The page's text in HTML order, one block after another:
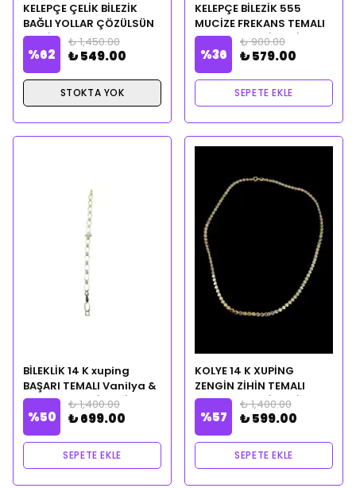
KELEPÇE ÇELİK BİLEZİK
BAĞLI YOLLAR ÇÖZÜLSÜN
MANİFEST Vanilya &
amber vip yağı hediye
%62
₺ 1,450.00
₺ 549.00
STOKTA YOK
KELEPÇE BİLEZİK 555
MUCİZE FREKANS TEMALI
CLEOPATRA CİLVESİ
NOTALI YAĞ HEDİYELİ
%36
₺ 900.00
₺ 579.00
SEPETE EKLE
BİLEKLİK 14 K xuping
BAŞARI TEMALI Vanilya &
CLEOPATRA CİLVESİ
NOTALI YAĞ HEDİYELİ
%50
₺ 1,400.00
₺ 699.00
SEPETE EKLE
KOLYE 14 K XUPİNG
ZENGİN ZİHİN TEMALI
CLEOPATRA CİLVESİ
NOTALI YAĞ HEDİYELİ
%57
₺ 1,400.00
₺ 599.00
SEPETE EKLE